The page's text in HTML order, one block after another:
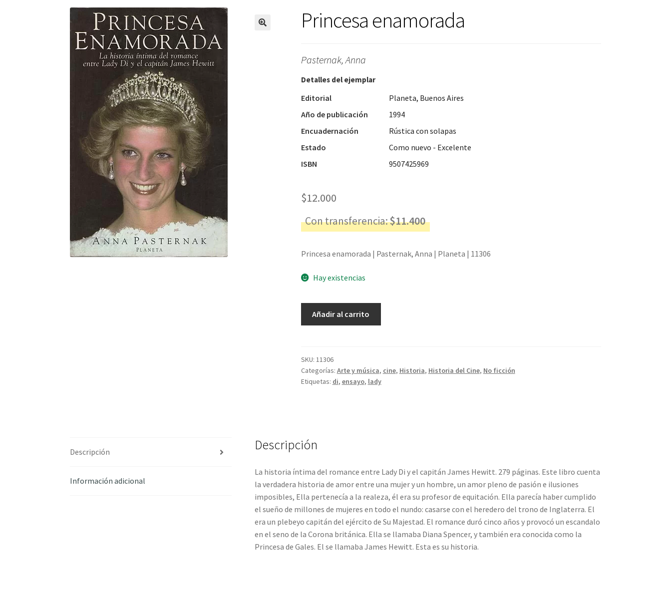
Princesa enamorada
Pasternak, Anna
Detalles del ejemplar
Editorial
Planeta, Buenos Aires
Año de publicación
1994
Encuadernación
Rústica con solapas
Estado
Como nuevo - Excelente
ISBN
9507425969
$12.000
Con transferencia:$11.400
Princesa enamorada | Pasternak, Anna | Planeta | 11306
Hay existencias
Anna
cantidad
Añadir al carrito
SKU: 11306
Categorías: Arte y música, cine, Historia, Historia del Cine, No ficción
Etiquetas: di, ensayo, lady
Descripción
Información adicional
Descripción
La historia íntima del romance entre Lady Di y el capitán James Hewitt. 279 páginas. Este libro cuenta
la verdadera historia de amor entre una mujer y un hombre, un amor pleno de pasión e ilusiones
imposibles, Ella pertenecía a la realeza, él era su profesor de equitación. Ella parecía haber cumplido
el sueño de millones de mujeres en todo el nundo: casarse con el heredero del trono de Inglaterra. El
era un plebeyo capitán del ejército de Su Majestad. El romance duró cinco años y provocó un escandalo
en el seno de la Corona británica. Ella se llamaba Diana Spencer, y también era conocida como la
Princesa de Gales. El se llamaba James Hewitt. Esta es su historia.